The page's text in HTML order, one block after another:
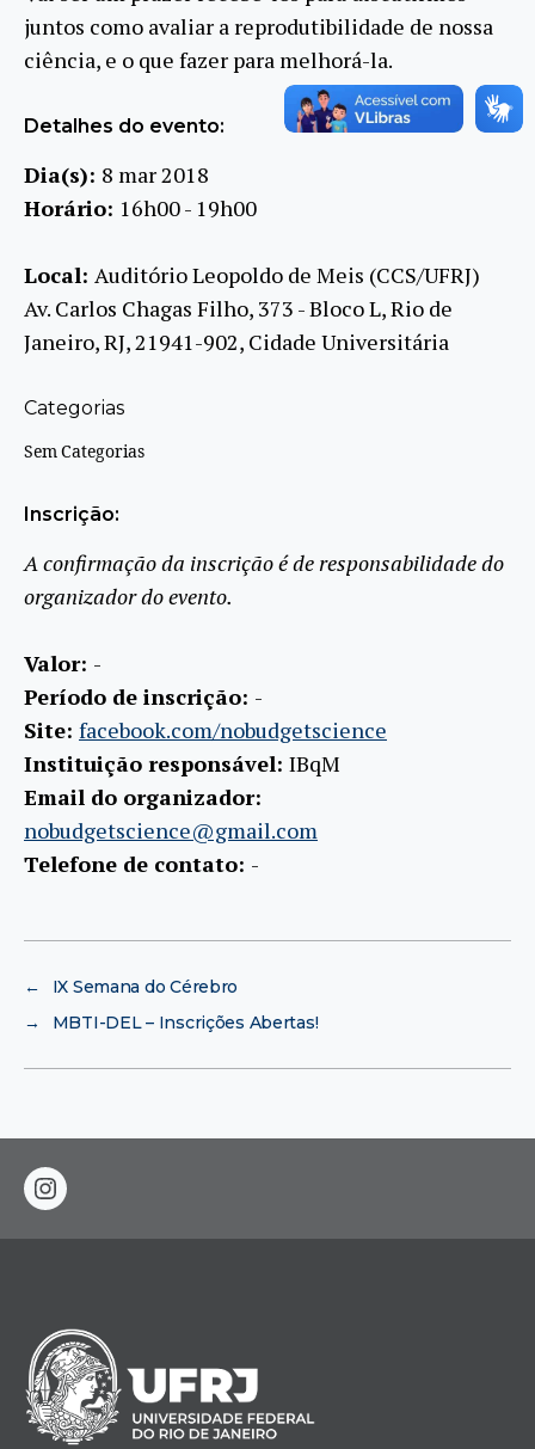
juntos como avaliar a reprodutibilidade de nossa
ciência, e o que fazer para melhorá-la.
Detalhes do evento:
Dia(s): 8 mar 2018
Horário: 16h00 - 19h00
Local: Auditório Leopoldo de Meis (CCS/UFRJ)
Av. Carlos Chagas Filho, 373 - Bloco L, Rio de
Janeiro, RJ, 21941-902, Cidade Universitária
Categorias
Sem Categorias
Inscrição:
A confirmação da inscrição é de responsabilidade do
organizador do evento.
Valor: -
Período de inscrição: -
Site: facebook.com/nobudgetscience
Instituição responsável: IBqM
Email do organizador:
nobudgetscience@gmail.com
Telefone de contato: -
←
IX Semana do Cérebro
→
MBTI-DEL – Inscrições Abertas!
instagram